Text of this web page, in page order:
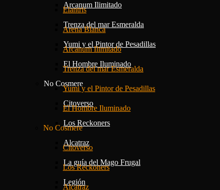
Arcanum Ilimitado
Trenza del mar Esmeralda
Yumi y el Pintor de Pesadillas
El Hombre Iluminado
No Cosmere
Citoverso
Los Reckoners
Alcatraz
La guía del Mago Frugal
Legión
Elantris
Arena Blanca
Arcanum Ilimitado
Trenza del mar Esmeralda
Yumi y el Pintor de Pesadillas
El Hombre Iluminado
No Cosmere
Citoverso
Los Reckoners
Alcatraz